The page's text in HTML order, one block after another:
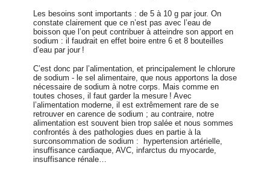
Les besoins sont importants : de 5 à 10 g par jour. On
constate clairement que ce n’est pas avec l’eau de
boisson que l’on peut contribuer à atteindre son apport en
sodium : il faudrait en effet boire entre 6 et 8 bouteilles
d’eau par jour !
C’est donc par l’alimentation, et principalement le chlorure
de sodium - le sel alimentaire, que nous apportons la dose
nécessaire de sodium à notre corps. Mais comme en
toutes choses, il faut garder la mesure ! Avec
l’alimentation moderne, il est extrêmement rare de se
retrouver en carence de sodium ; au contraire, notre
alimentation est souvent bien trop salée et nous sommes
confrontés à des pathologies dues en partie à la
surconsommation de sodium :
hypertension artérielle,
insuffisance cardiaque, AVC, infarctus du myocarde,
insuffisance rénale…